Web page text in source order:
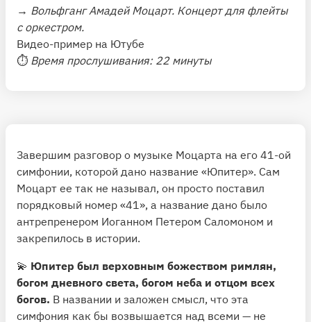
→ Вольфганг Амадей Моцарт. Концерт для флейты
с оркестром.
Видео-пример на Ютубе
⏱ Время прослушивания: 22 минуты
Завершим разговор о музыке Моцарта на его 41-ой
симфонии, которой дано название «Юпитер». Сам
Моцарт ее так не называл, он просто поставил
порядковый номер «41», а название дано было
антрепренером Иоганном Петером Саломоном и
закрепилось в истории.
💫 Юпитер был верховным божеством римлян,
богом дневного света, богом неба и отцом всех
богов. В названии и заложен смысл, что эта
симфония как бы возвышается над всеми — не